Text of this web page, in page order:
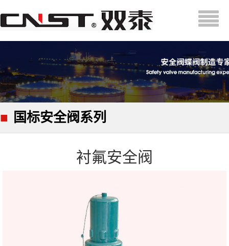
■ 国标安全阀系列
衬氟安全阀